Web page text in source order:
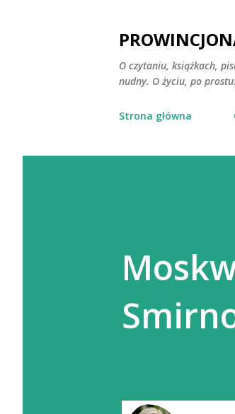
O czytaniu, książkach,
nudny. O życiu, po
Strona główna